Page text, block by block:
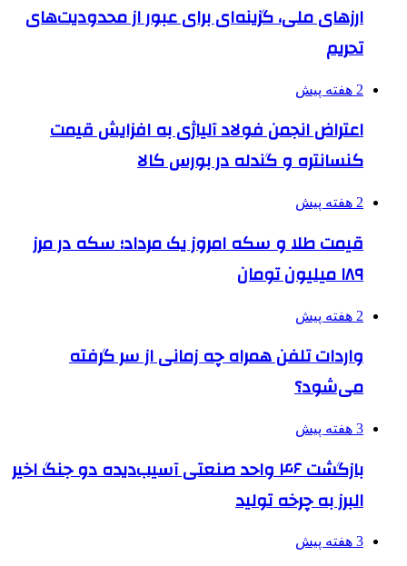
ارزهای ملی، گزینه‌ای برای عبور از محدودیت‌های
تحریم
2 هفته پیش
اعتراض انجمن فولاد آلیاژی به افزایش قیمت
کنسانتره و گندله در بورس کالا
2 هفته پیش
قیمت طلا و سکه امروز یک مرداد؛ سکه در مرز
۱۸۹ میلیون تومان
2 هفته پیش
واردات تلفن همراه چه زمانی از سر گرفته
می‌شود؟
3 هفته پیش
بازگشت ۴۶ واحد صنعتی آسیب‌دیده دو جنگ اخیر
البرز به چرخه تولید
3 هفته پیش